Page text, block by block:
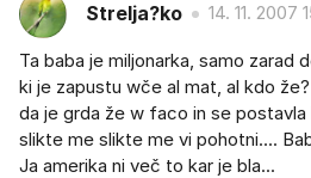
Strelja?ko 14. 11. 2007
Ta baba je miljonarka, samo zarad
ki je zapustu wče al mat, al kdo
da je grda že w faco in se postavla
slikte me slikte me vi pohotni....
Ja amerika ni več to kar je bla...